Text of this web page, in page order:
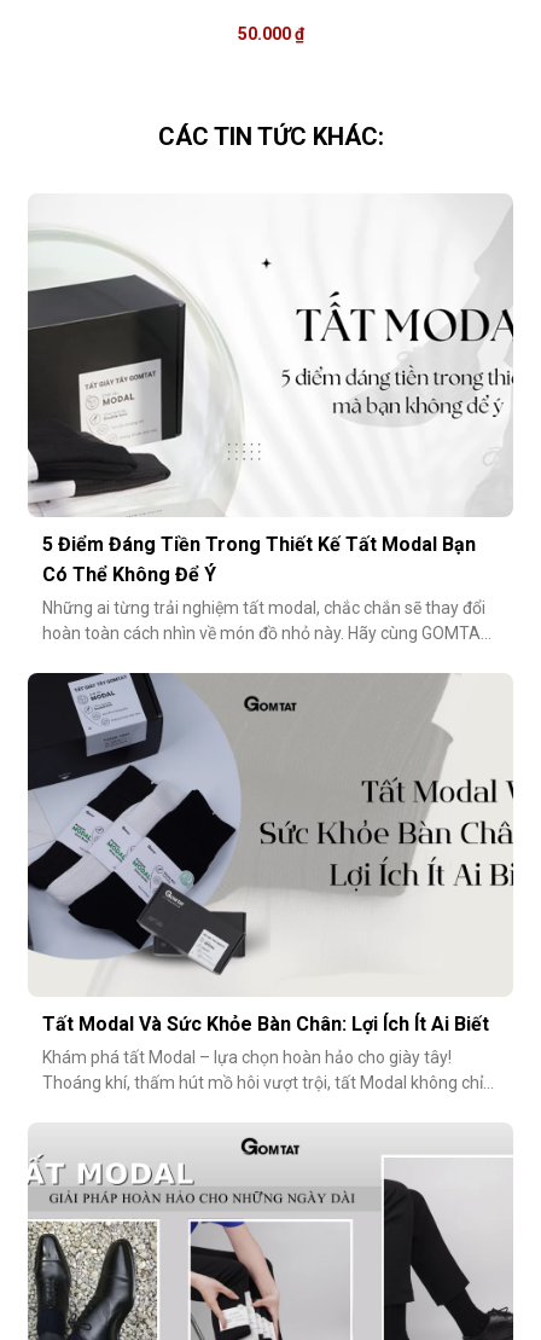
50.000 ₫
CÁC TIN TỨC KHÁC:
5 Điểm Đáng Tiền Trong Thiết Kế Tất Modal Bạn
Có Thể Không Để Ý
Những ai từng trải nghiệm tất modal, chắc chắn sẽ thay đổi
hoàn toàn cách nhìn về món đồ nhỏ này. Hãy cùng GOMTAT
modal cao cấp – những điều có thể bạn chưa từng để ý
nhưng lại ảnh hưởng rất nhiều đến trải nghiệm hằng
ngày.Chất liệu sợi modalĐiểm
Tất Modal Và Sức Khỏe Bàn Chân: Lợi Ích Ít Ai Biết
Khám phá tất Modal – lựa chọn hoàn hảo cho giày tây!
Thoáng khí, thấm hút mồ hôi vượt trội, tất Modal không chỉ
ngăn mùi hôi và bệnh da liễu. Hãy cùng khám phá lý do vì sao
tất Modal đang trở thành xu hướng không thể thiếu cho các
quý ông hiện đ